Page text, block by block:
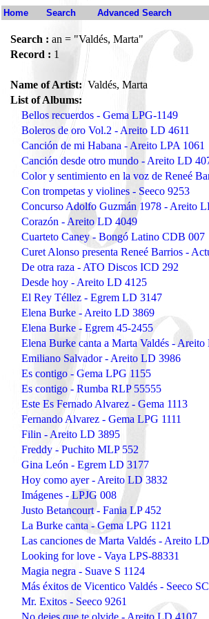
Home Search Advanced Search
Search : an = "Valdés, Marta"
Record : 1
Name of Artist:Valdés, Marta
List of Albums:
Bellos recuerdos - Gema LPG-1149
Boleros de oro Vol.2 - Areito LD 4611
Canción de mi Habana - Areito LPA 1061
Canción desde otro mundo - Areito LD
Color y sentimiento en la voz de Reneé
Con trompetas y violines - Seeco 9253
Concurso Adolfo Guzmán 1978 - Areito
Corazón - Areito LD 4049
Cuarteto Caney - Bongó Latino CDB 007
Curet Alonso presenta Reneé Barrios -
De otra raza - ATO Discos ICD 292
Desde hoy - Areito LD 4125
El Rey Téllez - Egrem LD 3147
Elena Burke - Areito LD 3869
Elena Burke - Egrem 45-2455
Elena Burke canta a Marta Valdés -
Emiliano Salvador - Areito LD 3986
Es contigo - Gema LPG 1155
Es contigo - Rumba RLP 55555
Este Es Fernado Alvarez - Gema 1113
Fernando Alvarez - Gema LPG 1111
Filin - Areito LD 3895
Freddy - Puchito MLP 552
Gina León - Egrem LD 3177
Hoy como ayer - Areito LD 3832
Imágenes - LPJG 008
Justo Betancourt - Fania LP 452
La Burke canta - Gema LPG 1121
Las canciones de Marta Valdés - Areito
Looking for love - Vaya LPS-88331
Magia negra - Suave S 1124
Más éxitos de Vicentico Valdés - Seeco
Mr. Exitos - Seeco 9261
No dejes que te olvide - Areito LD 4107